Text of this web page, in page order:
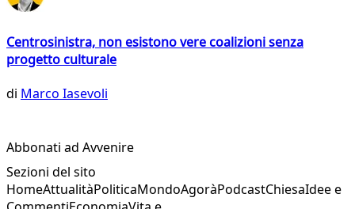
Centrosinistra, non esistono vere coalizioni senza
progetto culturale
di Marco Iasevoli
Abbonati ad Avvenire
Sezioni del sito
HomeAttualitàPoliticaMondoAgoràPodcastChiesaIdee e